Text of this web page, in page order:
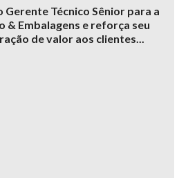
Gerente Técnico Sênior para a
& Embalagens e reforça seu
de valor aos clientes...